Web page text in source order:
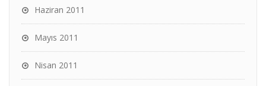
Haziran 2011
Mayıs 2011
Nisan 2011